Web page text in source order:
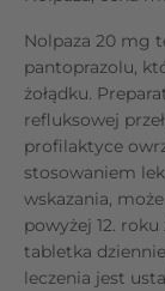
Nolpaza 20 mg
pantoprazolu,
żołądku.
refluksowej
profilaktyce
stosowaniem
wskazania,
powyżej 12.
tabletka
leczenia jest